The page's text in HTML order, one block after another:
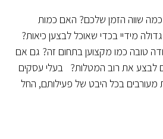
שווה הזמן שלכם? האם כמות
מידיי בכדי שאוכל לבצען כיאות?
טובה כמו מקצוען בתחום זה? גם אם
לבצע את רוב המטלות? בעלי עסקים
מעורבים בכל היבט של פעילותם, החל